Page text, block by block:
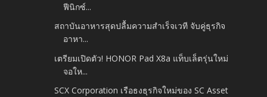
ฟีนิกซ์...
สถาบันอาหารสุดปลื้มความสำเร็จเวที จับคู่ธุรกิจ
อาหา...
เตรียมเปิดตัว! HONOR Pad X8a แท็บเล็ตรุ่นใหม่
จอให...
SCX Corporation เรือธงธุรกิจใหม่ของ SC Asset